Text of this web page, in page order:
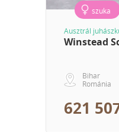
szuka
Ausztrál
Winstead
Bihar
Románia
621